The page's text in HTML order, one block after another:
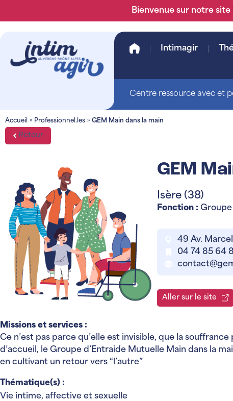
Bienvenue sur notre
Intimagir
Centre ressource avec et
Accueil » Professionnel.les » GEM Main dans la main
Retour
GEM
Isère (38)
Fonction :
49 Av.
04 74 85 64
Aller sur le site
Missions et services :
Ce n’est pas parce qu’elle est invisible, que la
d’accueil, le Groupe d’Entraide Mutuelle Main dans la
en cultivant un retour vers “l’autre”
Thématique(s) :
Vie intime, affective et sexuelle